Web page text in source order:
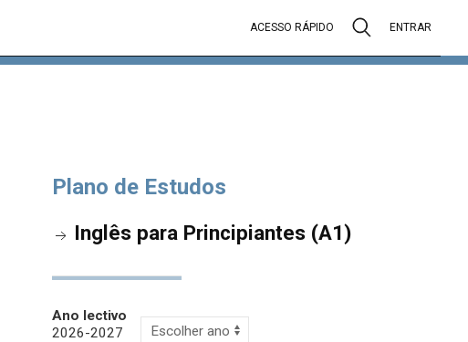
ACESSO RÁPIDO ENTRAR
Plano de Estudos
Inglês para Principiantes (A1)
Ano lectivo
2026-2027